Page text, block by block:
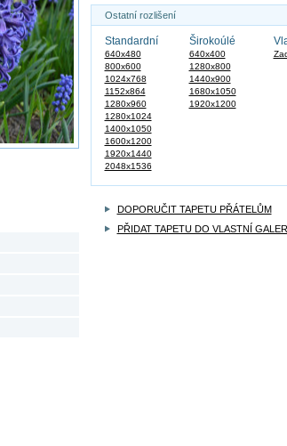
Ostatní rozlišení
Standardní
640x480
800x600
1024x768
1152x864
1280x960
1280x1024
1400x1050
1600x1200
1920x1440
2048x1536
Širokoúlé
640x400
1280x800
1440x900
1680x1050
1920x1200
DOPORUČIT TAPETU PŘÁTELŮM
PŘIDAT TAPETU DO VLASTNÍ